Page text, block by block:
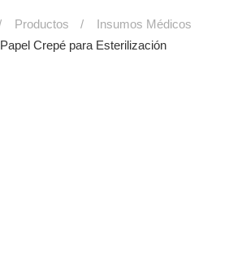
Productos
Insumos Médicos
Papel Crepé para Esterilización